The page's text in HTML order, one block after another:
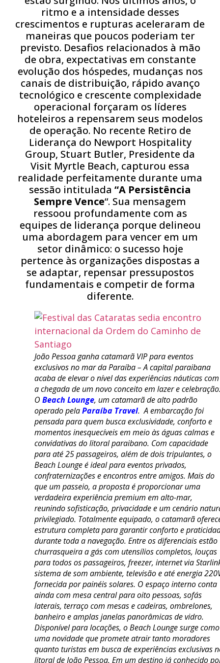
ritmo e a intensidade desses
crescimentos e rupturas aceleraram de
maneiras que poucos poderiam ter
previsto. Desafios relacionados à mão
de obra, expectativas em constante
evolução dos hóspedes, mudanças nos
canais de distribuição, rápido avanço
tecnológico e crescente complexidade
operacional forçaram os líderes
hoteleiros a repensarem seus modelos
de operação. No recente Retiro de
Liderança do Newport Hospitality
Group, Stuart Butler, Presidente da
Visit Myrtle Beach, capturou essa
realidade perfeitamente durante uma
sessão intitulada “A Persistência
Sempre Vence“. Sua mensagem
ressoou profundamente com as
equipes de liderança porque delineou
uma abordagem para vencer em um
setor dinâmico: o sucesso hoje
pertence às organizações dispostas a
se adaptar, repensar pressupostos
fundamentais e competir de forma
diferente.
João Pessoa ganha catamarã VIP para eventos
exclusivos no mar da Paraíba – A capital paraibana
acaba de elevar o nível das experiências náuticas com
a chegada de um novo conceito em lazer e
O Beach Lounge, um catamarã de alto padrão
operado pelaParaíba Travel. A embarcação foi
pensada para quem busca exclusividade, conforto e
momentos inesquecíveis em meio às águas calmas e
convidativas do litoral paraibano. Com capacidade
para até 25 passageiros, além de dois tripulantes, o
Beach Lounge é ideal para eventos privados,
confraternizações e encontros entre amigos. Mais do
que um passeio, a proposta é proporcionar uma
verdadeira experiência premium em alto-mar,
reunindo sofisticação, privacidade e um cenário
privilegiado. Totalmente equipado, o catamarã
estrutura completa para garantir conforto e
durante toda a navegação. Entre os diferenciais estão
churrasqueira a gás com utensílios completos, louças
para todos os passageiros, freezer, internet via
sistema de som ambiente, televisão e até energia
fornecida por painéis solares. O espaço interno conta
ainda com mesa central para oito pessoas, sofás
laterais, terraço com mesas e cadeiras, ombrelones,
banheiro e amplas janelas panorâmicas de vidro.
Disponível para locações, o Beach Lounge surge como
uma novidade que promete atrair tanto moradores
quanto turistas em busca de experiências exclusivas
litoral de João Pessoa. Em um destino já conhecido